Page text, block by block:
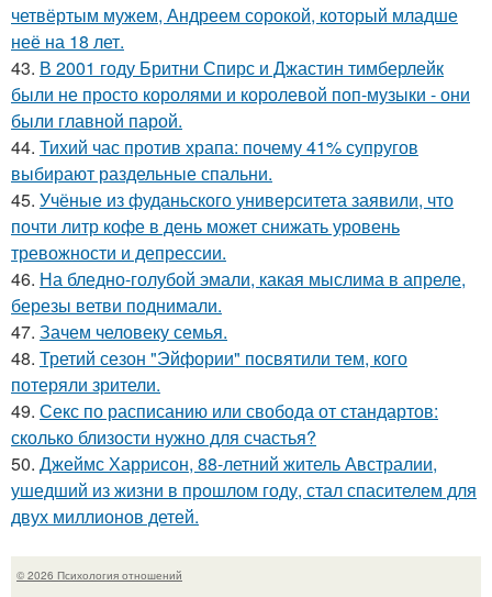
четвёртым мужем, Андреем сорокой, который младше
неё на 18 лет.
43. В 2001 году Бритни Спирс и Джастин тимберлейк
были не просто королями и королевой поп-музыки - они
были главной парой.
44. Тихий час против храпа: почему 41% супругов
выбирают раздельные спальни.
45. Учёные из фуданьского университета заявили, что
почти литр кофе в день может снижать уровень
тревожности и депрессии.
46. На бледно-голубой эмали, какая мыслима в апреле,
березы ветви поднимали.
47. Зачем человеку семья.
48. Третий сезон "Эйфории" посвятили тем, кого
потеряли зрители.
49. Секс по расписанию или свобода от стандартов:
сколько близости нужно для счастья?
50. Джеймс Харрисон, 88-летний житель Австралии,
ушедший из жизни в прошлом году, стал спасителем для
двух миллионов детей.
© 2026 Психология отношений